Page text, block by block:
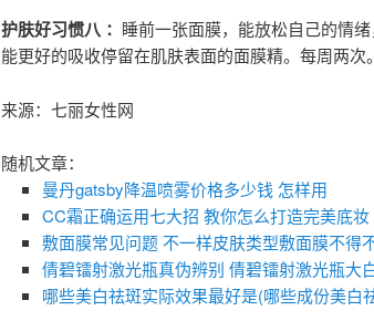
护肤好习惯八 ： 睡前一张面膜，能放松自己的情
能更好的吸收停留在肌肤表面的面膜精。每周两次。
来源：七丽女性网
随机文章：
曼丹gatsby降温喷雾价格多少钱 怎样用
CC霜正确运用七大招 教你怎么打造完美底妆
敷面膜常见问题 不一样皮肤类型敷面膜不得
倩碧镭射激光瓶真伪辨别 倩碧镭射激光瓶大
哪些美白祛斑实际效果最好是(哪些成份美白